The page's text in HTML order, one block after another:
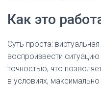
Как это
Суть проста:
воспроизвести
точностью, что
в условиях,